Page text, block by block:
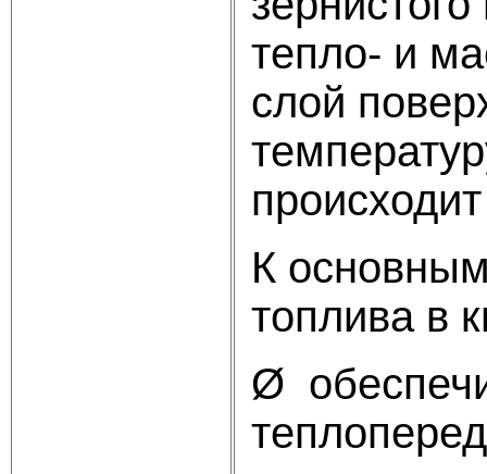
тепло- и
слой
К
топлива в
Ø